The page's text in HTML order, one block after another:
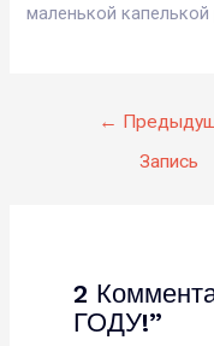
маленькой капелькой
Навигация
←
Запись
2
ГОДУ!”